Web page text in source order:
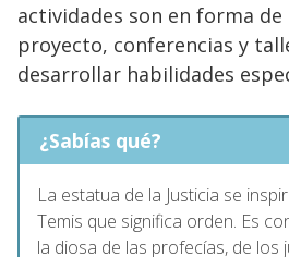
actividades son en forma
proyecto, conferencias y
desarrollar habilidades
¿Sabías qué?
La estatua de la Justicia se
Temis que significa orden. Es
la diosa de las profecías, de los